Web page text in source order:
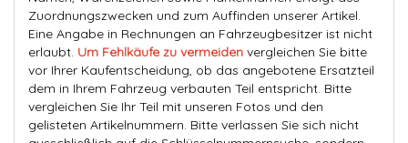
Zuordnungszwecken und zum Auffinden unserer Artikel.
Eine Angabe in Rechnungen an Fahrzeugbesitzer ist nicht
erlaubt. Um Fehlkäufe zu vermeiden vergleichen Sie bitte
vor Ihrer Kaufentscheidung, ob das angebotene Ersatzteil
dem in Ihrem Fahrzeug verbauten Teil entspricht. Bitte
vergleichen Sie Ihr Teil mit unseren Fotos und den
gelisteten Artikelnummern. Bitte verlassen Sie sich nicht